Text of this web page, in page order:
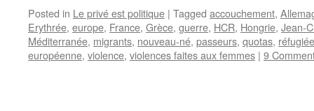
Posted in Le privé est politique | Tagged accouchement,
Erythrée, europe, France, Grèce, guerre, HCR, Hongrie, Jean-
Méditerranée, migrants, nouveau-né, passeurs, quotas,
européenne, violence, violences faites aux femmes | 9